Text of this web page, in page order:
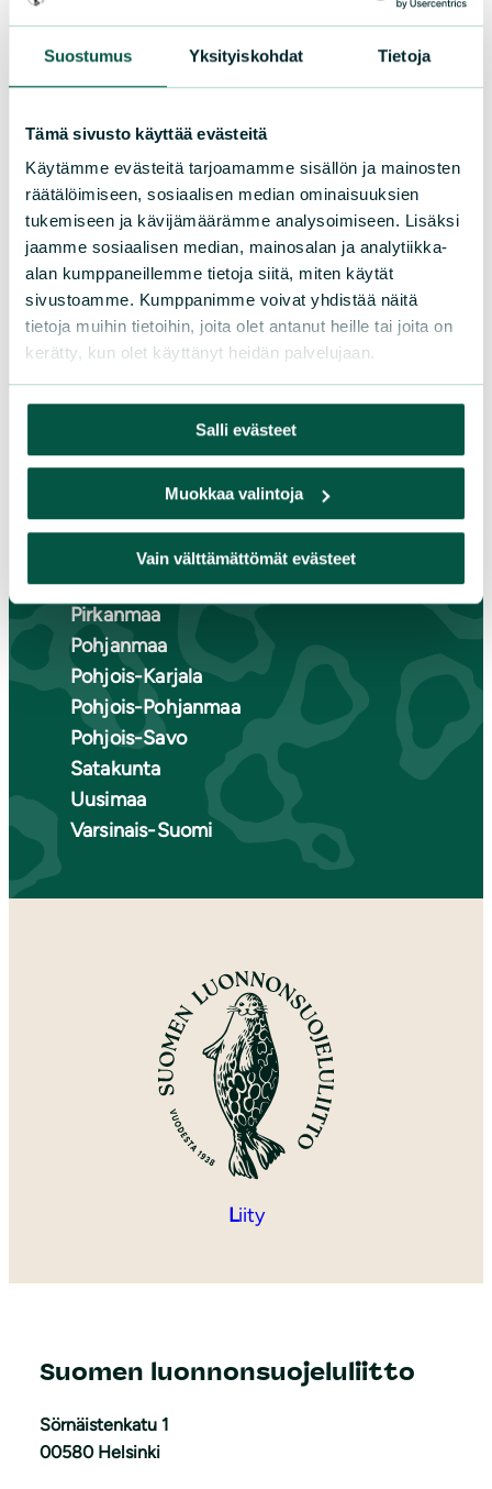
Suostumus Yksityiskohdat Tietoja
Tämä sivusto käyttää evästeitä
Käytämme evästeitä tarjoamamme sisällön ja mainosten
räätälöimiseen, sosiaalisen median ominaisuuksien
tukemiseen ja kävijämäärämme analysoimiseen. Lisäksi
jaamme sosiaalisen median, mainosalan ja analytiikka-
alan kumppaneillemme tietoja siitä, miten käytät
sivustoamme. Kumppanimme voivat yhdistää näitä
tietoja muihin tietoihin, joita olet antanut heille tai joita on
kerätty, kun olet käyttänyt heidän palvelujaan.
Salli evästeet
Muokkaa valintoja
Vain välttämättömät evästeet
Tule vapaaehtoiseksi
Piirit ja yhdistykset
LIITY JÄSENEKSI
Suomen luonnonsuojeluliiton
piirit
Etelä-Häme
Etelä-Savo
Keski-Suomi
Kymenlaakso
Lappi
Pirkanmaa
Pohjanmaa
Pohjois-Karjala
Pohjois-Pohjanmaa
Pohjois-Savo
Satakunta
Uusimaa
Varsinais-Suomi
Liity
Suomen luonnonsuojeluliitto
Sörnäistenkatu 1
00580 Helsinki